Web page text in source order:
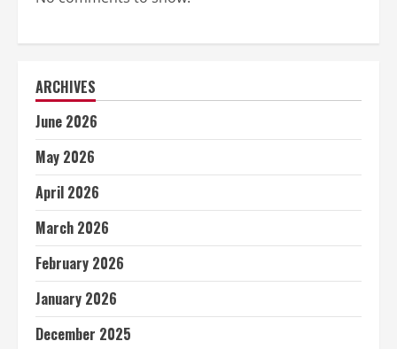
ARCHIVES
June 2026
May 2026
April 2026
March 2026
February 2026
January 2026
December 2025